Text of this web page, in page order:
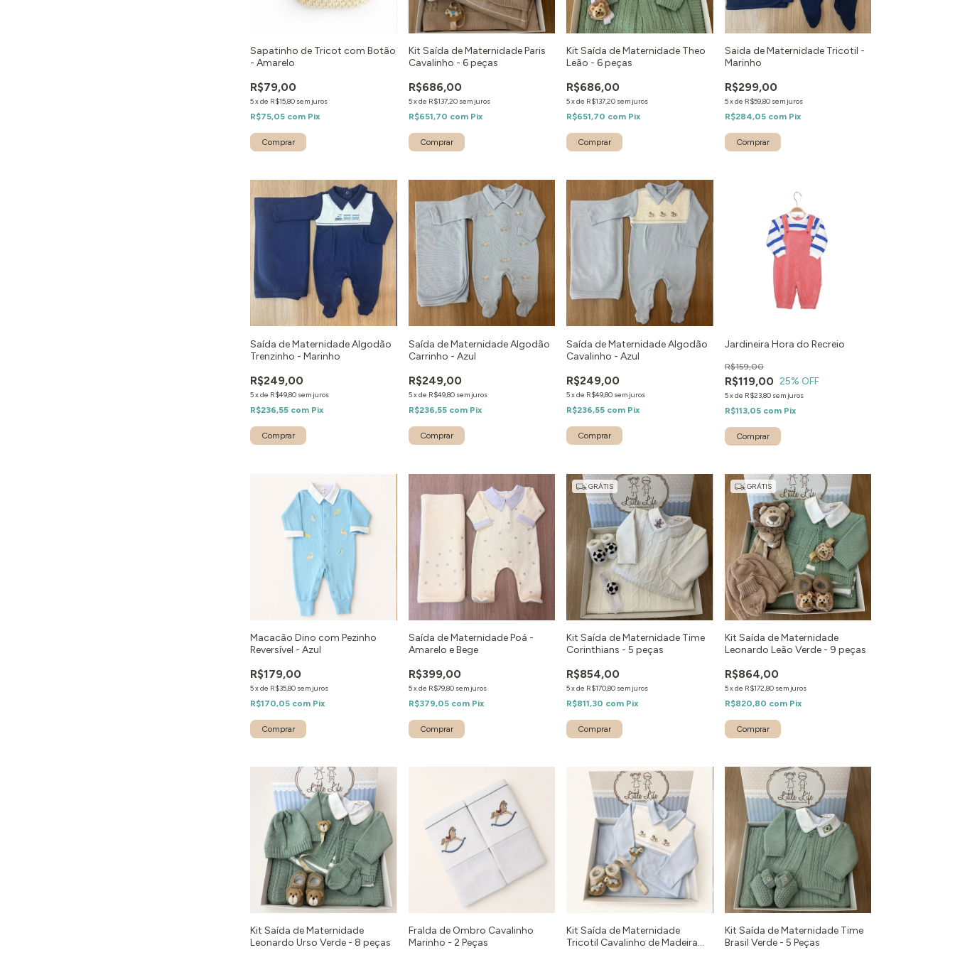
Sapatinho de Tricot com Botão
- Amarelo
R$79,00
5xde R$15,80 sem juros
R$75,05 com Pix
Kit Saída de Maternidade Paris
Cavalinho - 6 peças
R$686,00
5xde R$137,20 sem juros
R$651,70 com Pix
Kit Saída de Maternidade Theo
Leão - 6 peças
R$686,00
5xde R$137,20 sem juros
R$651,70 com Pix
Comprar
Saida de Maternidade Tricotil -
Marinho
R$299,00
5xde R$59,80 sem juros
R$284,05 com Pix
Comprar
Saída de Maternidade Algodão
Trenzinho - Marinho
R$249,00
5xde R$49,80 sem juros
R$236,55 com Pix
Comprar
Saída de Maternidade Algodão
Carrinho - Azul
R$249,00
5xde R$49,80 sem juros
R$236,55 com Pix
Comprar
Saída de Maternidade Algodão
Cavalinho - Azul
R$249,00
5xde R$49,80 sem juros
R$236,55 com Pix
Comprar
Jardineira Hora do Recreio
R$119,00
R$159,00
25% OFF
5xde R$23,80 sem juros
R$113,05 com Pix
Comprar
Macacão Dino com Pezinho
Reversível - Azul
R$179,00
5xde R$35,80 sem juros
R$170,05 com Pix
Comprar
Saída de Maternidade Poá -
Amarelo e Bege
R$399,00
5xde R$79,80 sem juros
R$379,05 com Pix
Comprar
GRÁTIS
Kit Saída de Maternidade Time
Corinthians - 5 peças
R$854,00
5xde R$170,80 sem juros
R$811,30 com Pix
Comprar
GRÁTIS
Kit Saída de Maternidade
Leonardo Leão Verde - 9 peças
R$864,00
5xde R$172,80 sem juros
R$820,80 com Pix
Comprar
Kit Saída de Maternidade
Leonardo Urso Verde - 8 peças
Fralda de Ombro Cavalinho
Marinho - 2 Peças
Kit Saída de Maternidade
Tricotil Cavalinho de Madeira
Kit Saída de Maternidade Time
Brasil Verde - 5 Peças